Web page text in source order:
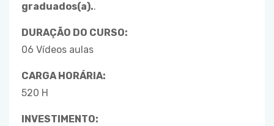
graduados(a)..
DURAÇÃO DO CURSO:
06 Vídeos aulas
CARGA HORÁRIA:
520 H
INVESTIMENTO: